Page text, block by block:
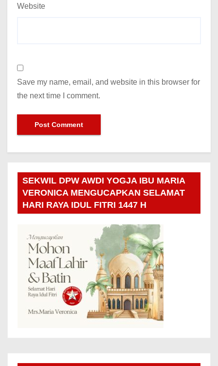
Website
Save my name, email, and website in this browser for
the next time I comment.
SEKWIL DPW AWDI YOGJA IBU MARIA
VERONICA MENGUCAPKAN SELAMAT
HARI RAYA IDUL FITRI 1447 H